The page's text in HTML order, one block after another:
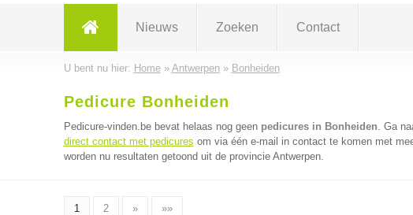
Nieuws Zoeken Contact
U bent nu hier: Home» Antwerpen» Bonheiden
Pedicure Bonheiden
Pedicure-vinden.be bevat helaas nog geen pedicures in Bonheiden. Ga
direct contact met pedicures om via één e-mail in contact te komen met
worden nu resultaten getoond uit de provincie Antwerpen.
1 2 » »»